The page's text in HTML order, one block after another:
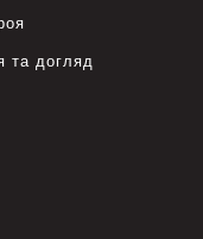
та догляд